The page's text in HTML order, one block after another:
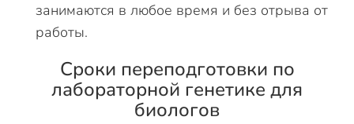
занимаются в любое время и без отрыва от
работы.
Сроки переподготовки по
лабораторной генетике для
биологов